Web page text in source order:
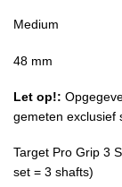
Medium
48 mm
Let op!:
gemeten exclusief
Target Pro Grip 3
set = 3 shafts)